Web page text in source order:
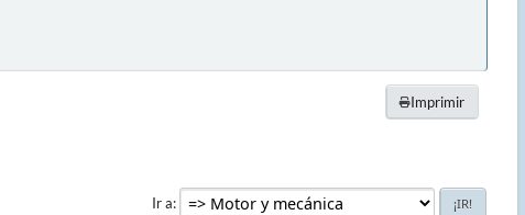
Imprimir
Ir a